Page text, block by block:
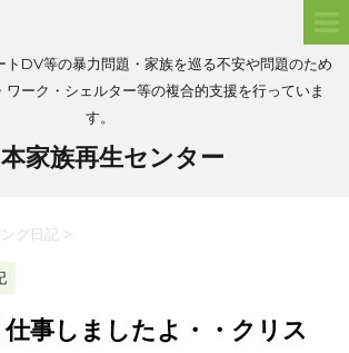
トDV等の暴力問題・家族を巡る不安や問題のため
ワーク・シェルター等の複合的支援を行っていま
す。
本家族再生センター
グ日記 >
事しましたよ・・クリス